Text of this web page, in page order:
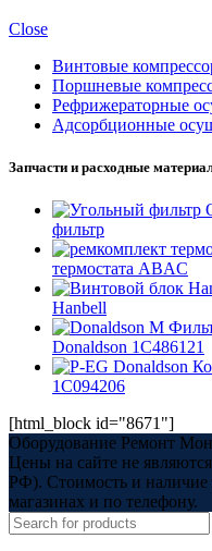
Close
Винтовые
Поршневые
Рефрижераторные
Адсорбционные
Запчасти и расходные
фильтр
термостата ABAC
Hanbell
Donaldson 1C486121
1C094206
[html_block id="8671"]
Оборудование Ремонт
Цены на сайте не
РФ). Стоимость и наличие
магазинах и по телефону.